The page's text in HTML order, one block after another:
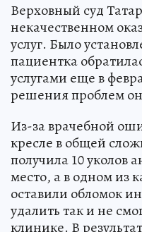
Верховный суд
некачественном
услуг. Было
пациентка
услугами еще в
решения проблем
Из-за врачебной
кресле в общей
получила 10 уколов
место, а в одном из
оставили обломок
удалить так и не
клинике. В